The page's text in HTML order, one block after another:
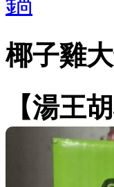
椰子雞
【湯王